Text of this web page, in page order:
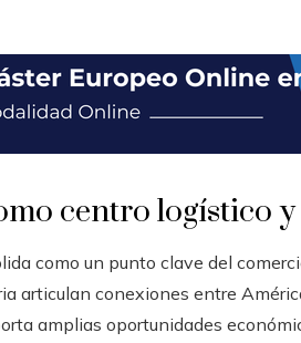
centro logístico
como un punto clave del
articulan conexiones entre
amplias oportunidades